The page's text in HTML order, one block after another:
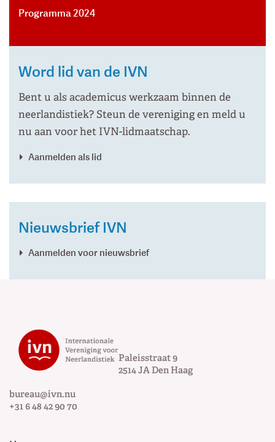
Programma 2024
Word lid van de IVN
Bent u als academicus werkzaam binnen de
neerlandistiek? Steun de vereniging en meld u
nu aan voor het IVN-lidmaatschap.
Aanmelden als lid
Nieuwsbrief IVN
Aanmelden voor nieuwsbrief
Paleisstraat 9
2514 JADen Haag
bureau@ivn.nu
+31 6 48 42 90 70